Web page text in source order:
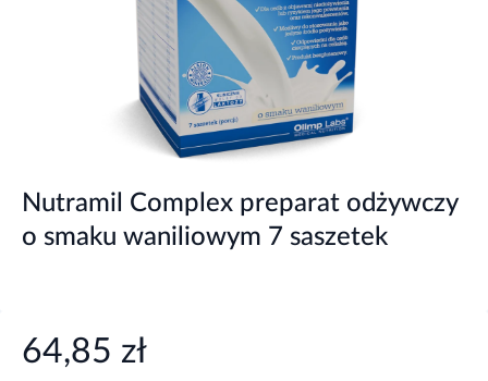
Nutramil Complex preparat odżywczy
o smaku waniliowym 7 saszetek
64,85 zł